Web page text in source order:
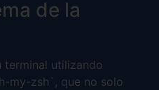
de la
terminal utilizando
my-zsh`, que no solo